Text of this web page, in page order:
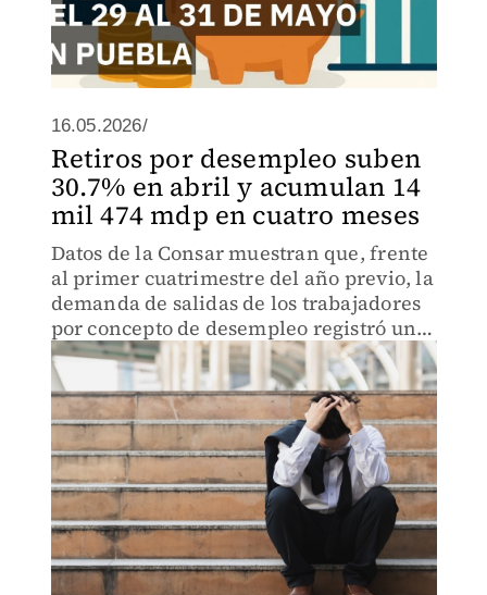
16.05.2026/
Retiros por desempleo suben
30.7% en abril y acumulan 14
mil 474 mdp en cuatro meses
Datos de la Consar muestran que, frente
al primer cuatrimestre del año previo, la
demanda de salidas de los trabajadores
por concepto de desempleo registró un
alza de 28.2%.